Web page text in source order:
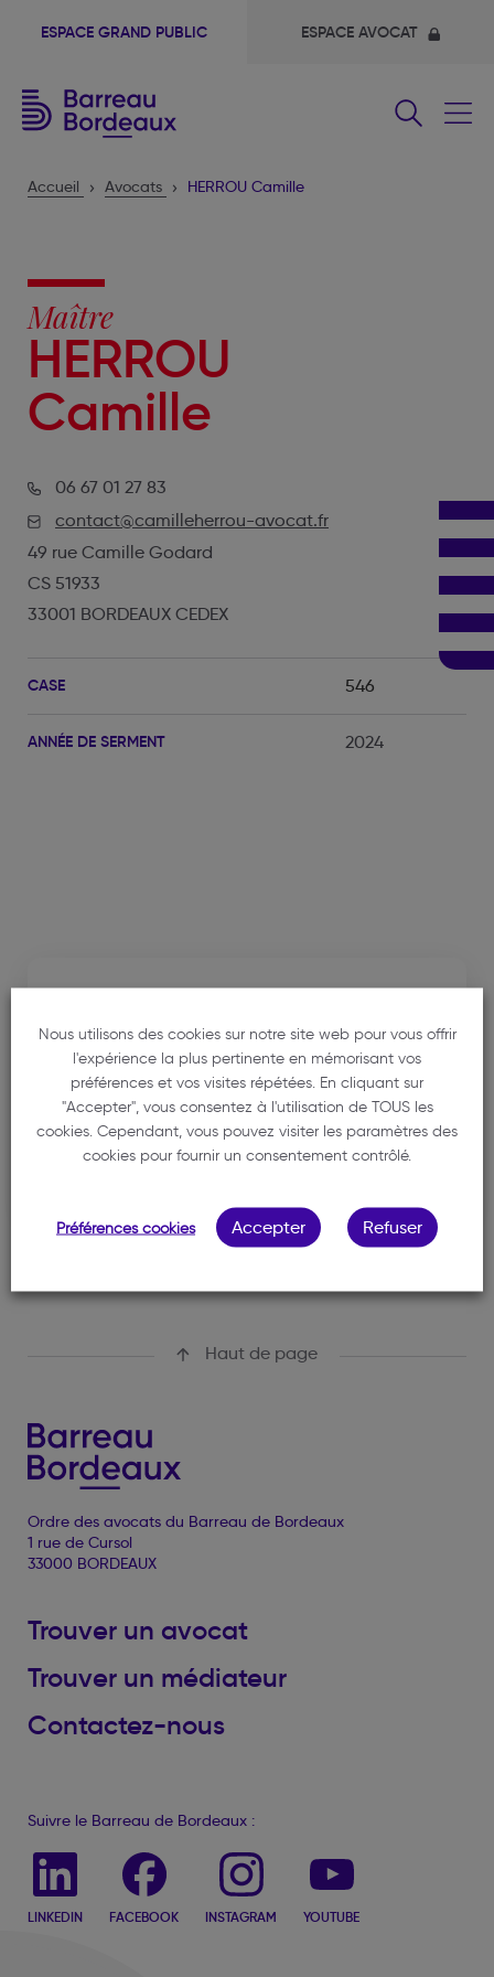
ESPACE GRAND PUBLIC ESPACE AVOCAT
Accueil Avocats HERROU Camille
Maître
HERROU
Camille
06 67 01 27 83
contact@camilleherrou-avocat.fr
49 rue Camille Godard
CS 51933
33001 BORDEAUX CEDEX
CASE 546
ANNÉE DE SERMENT 2024
HERROU CAMILLE
06 67 01 27 83
contact@camilleherrou-avocat.fr
49 rue Camille Godard
CS 51933
Haut de page
Ordre des avocats du Barreau de Bordeaux
1 rue de Cursol
33000 BORDEAUX
Trouver un avocat
Trouver un médiateur
Contactez-nous
Suivre le Barreau de Bordeaux :
LINKEDIN FACEBOOK INSTAGRAM YOUTUBE
Nous utilisons des cookies sur notre site web pour vous offrir
l'expérience la plus pertinente en mémorisant vos
préférences et vos visites répétées. En cliquant sur
"Accepter", vous consentez à l'utilisation de TOUS les
cookies. Cependant, vous pouvez visiter les paramètres des
cookies pour fournir un consentement contrôlé.
Préférences cookies Accepter Refuser